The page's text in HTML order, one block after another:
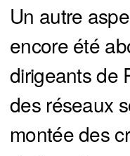
Un autre
encore été
dirigeants de
des réseaux
montée des